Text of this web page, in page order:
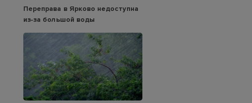
Переправа в Ярково недоступна
из‑за большой воды